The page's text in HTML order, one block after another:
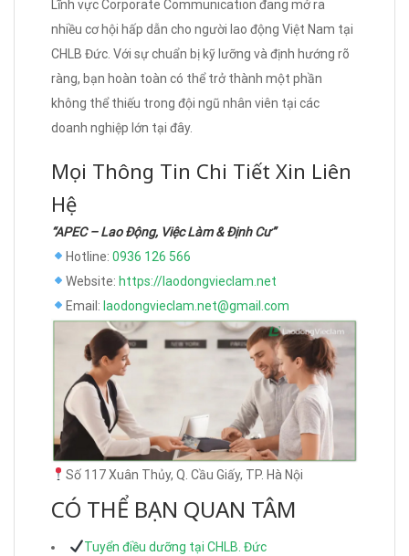
Lĩnh vực Corporate Communication đang mở ra
nhiều cơ hội hấp dẫn cho người lao động Việt Nam tại
CHLB Đức. Với sự chuẩn bị kỹ lưỡng và định hướng rõ
ràng, bạn hoàn toàn có thể trở thành một phần
không thể thiếu trong đội ngũ nhân viên tại các
doanh nghiệp lớn tại đây.
Mọi Thông Tin Chi Tiết Xin Liên
Hệ
“APEC – Lao Động, Việc Làm & Định Cư”
Hotline: 0936 126 566
Website: https://laodongvieclam.net
Email: laodongvieclam.net@gmail.com
Số 117 Xuân Thủy, Q. Cầu Giấy, TP. Hà Nội
CÓ THỂ BẠN QUAN TÂM
Tuyển điều dưỡng tại CHLB. Đức